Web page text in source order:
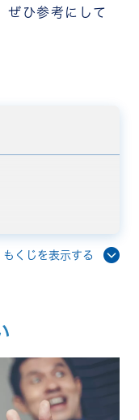
ぜひ参考にして
ント
を添える
もくじを表示する